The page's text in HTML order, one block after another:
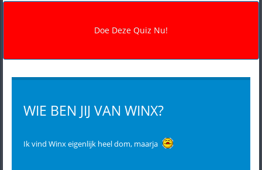
WIE BEN JIJ VAN WINX?
Ik vind Winx eigenlijk heel dom, maarja